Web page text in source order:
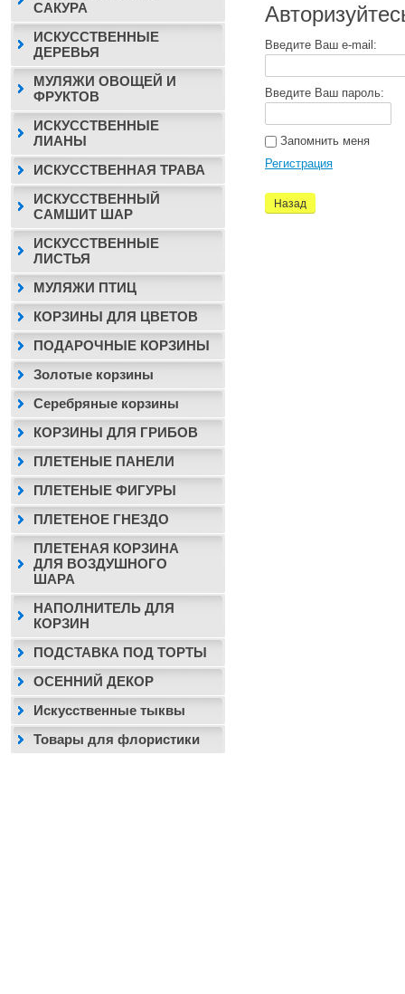
Введите Ваш e-mail:
Введите Ваш пароль:
Запомнить меня
Регистрация
Назад
САКУРА
ИСКУССТВЕННЫЕ
ДЕРЕВЬЯ
МУЛЯЖИ ОВОЩЕЙ И
ФРУКТОВ
ИСКУССТВЕННЫЕ
ЛИАНЫ
ИСКУССТВЕННАЯ ТРАВА
ИСКУССТВЕННЫЙ
САМШИТ ШАР
ИСКУССТВЕННЫЕ
ЛИСТЬЯ
МУЛЯЖИ ПТИЦ
КОРЗИНЫ ДЛЯ ЦВЕТОВ
ПОДАРОЧНЫЕ КОРЗИНЫ
Золотые корзины
Серебряные корзины
КОРЗИНЫ ДЛЯ ГРИБОВ
ПЛЕТЕНЫЕ ПАНЕЛИ
ПЛЕТЕНЫЕ ФИГУРЫ
ПЛЕТЕНОЕ ГНЕЗДО
ПЛЕТЕНАЯ КОРЗИНА
ДЛЯ ВОЗДУШНОГО
ШАРА
НАПОЛНИТЕЛЬ ДЛЯ
КОРЗИН
ПОДСТАВКА ПОД ТОРТЫ
ОСЕННИЙ ДЕКОР
Искусственные тыквы
Товары для флористики